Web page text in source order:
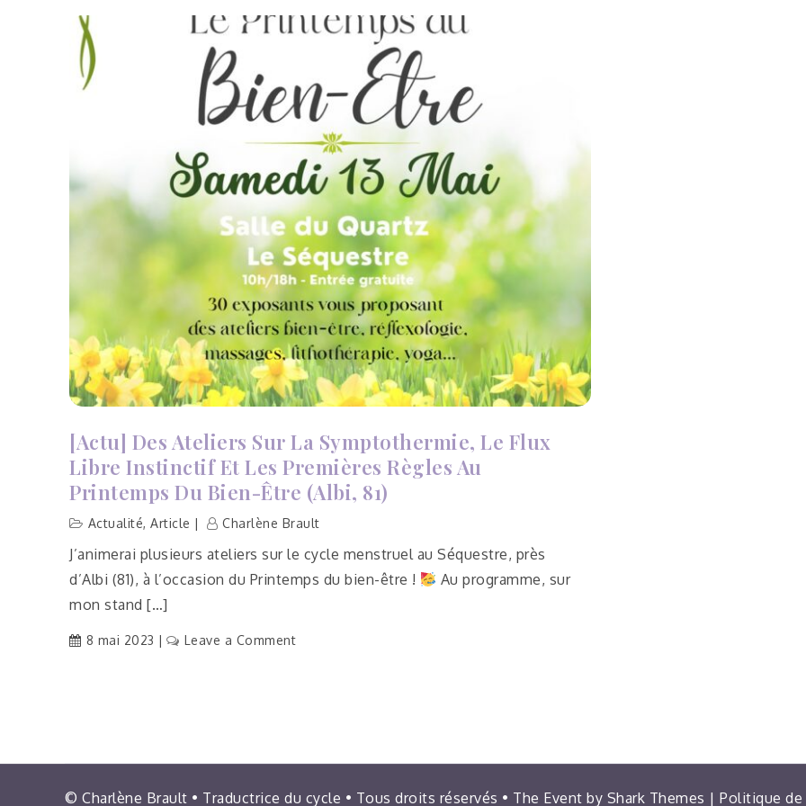
[Actu] Des Ateliers Sur La Symptothermie, Le Flux
Libre Instinctif Et Les Premières Règles Au
Printemps Du Bien-Être (Albi, 81)
Actualité, Article Charlène Brault
J’animerai plusieurs ateliers sur le cycle menstruel au Séquestre, près
d’Albi (81), à l’occasion du Printemps du bien-être !
Au programme, sur
mon stand […]
8 mai 2023 Leave a Commenton
symptothermie,
© Charlène Brault • Traductrice du cycle • Tous droits réservés • The Event by Shark Themes | Politique